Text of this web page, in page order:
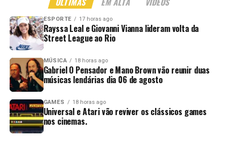
ESPORTE 17 horas ago
Rayssa Leal e Giovanni Vianna lideram volta da
Street League ao Rio
MÚSICA 18 horas ago
Gabriel O Pensador e Mano Brown vão reunir duas
músicas lendárias dia 06 de agosto
GAMES 18 horas ago
Universal e Atari vão reviver os clássicos games
nos cinemas.